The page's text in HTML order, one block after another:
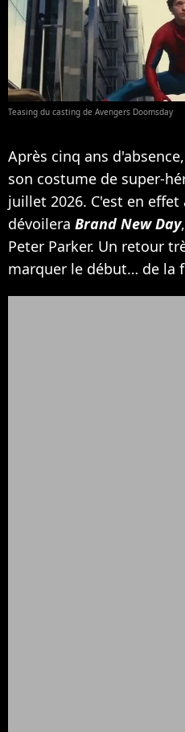
Teasing du casting de Avengers Doomsday
Après cinq ans d'absence,
son costume de super-
juillet 2026. C'est en
dévoilera Brand New Day
Peter Parker. Un retour
marquer le début… de la